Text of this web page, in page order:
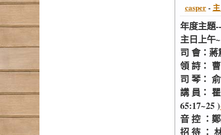
casper-
年度主題
主日上午
司 會：蔣
領 詩：
司 琴：
講 員：
65:17~25 )
音 控 ：
招 待 ：